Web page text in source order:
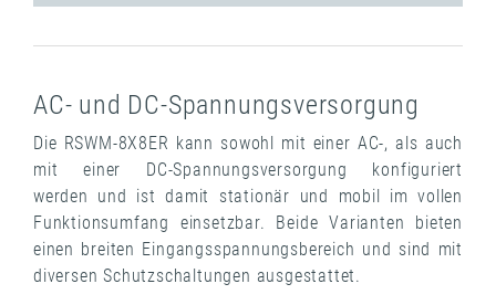
AC- und DC-Spannungsversorgung
Die RSWM-8X8ER kann sowohl mit einer AC-, als auch
mit einer DC-Spannungsversorgung konfiguriert
werden und ist damit stationär und mobil im vollen
Funktionsumfang einsetzbar. Beide Varianten bieten
einen breiten Eingangsspannungsbereich und sind mit
diversen Schutzschaltungen ausgestattet.